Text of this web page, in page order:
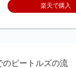
楽天で購入
ビートルズの流